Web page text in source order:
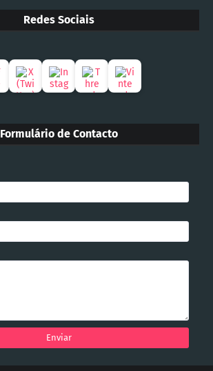
Redes Sociais
Formulário de Contacto